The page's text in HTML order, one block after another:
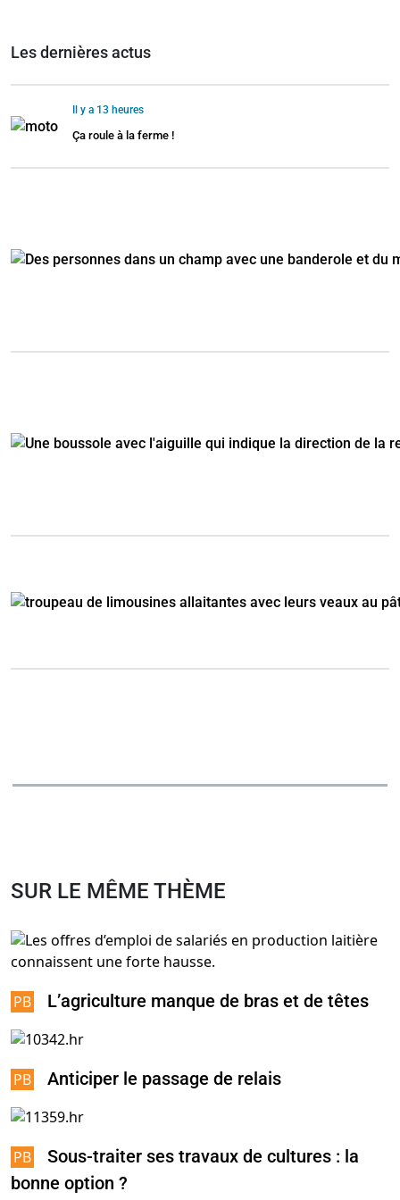
Les dernières actus
Il y a 13 heures
Ça roule à la ferme !
SUR LE MÊME THÈME
L’agriculture manque de bras et de têtes
Anticiper le passage de relais
Sous-traiter ses travaux de cultures : la
bonne option ?